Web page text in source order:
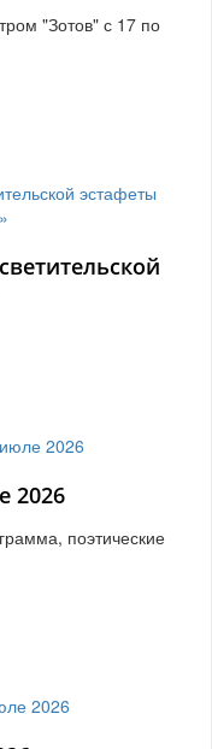
"Зотов" с 17 по
2026
поэтические